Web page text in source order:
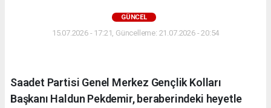
GÜNCEL
15.07.2026 - 17:21, Güncelleme: 21.07.2026 - 20:54
Saadet Partisi Genel Merkez Gençlik Kolları
Başkanı Haldun Pekdemir, beraberindeki heyetle